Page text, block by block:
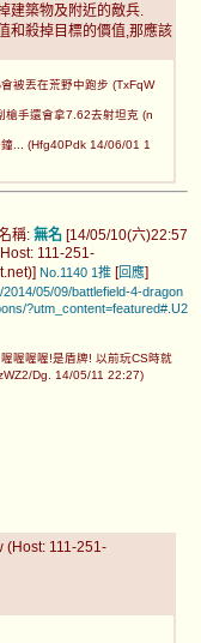
建築物及附近的敵兵.
和殺掉目標的價值,那應該
被丟在荒野中跑步 (TxFqW
手還會拿7.62去射坦克 (n
鐘... (Hfg40Pdk 14/06/01 1
稱: 無名 [14/05/10(六)22:57
111-251-
No.1140 1推 [回應]
05/09/battlefield-4-dragon
?utm_content=featured#.U2
喔喔喔!是盾牌! 以前玩CS時就
Dg. 14/05/11 22:27)
(Host: 111-251-